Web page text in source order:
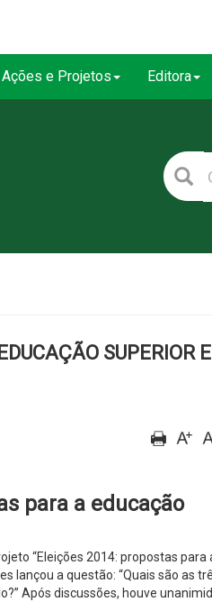
Ações e Projetos Editora
SUPERIOR
para a educação
“Eleições 2014: propostas para
lançou a questão: “Quais são as
Após discussões, houve